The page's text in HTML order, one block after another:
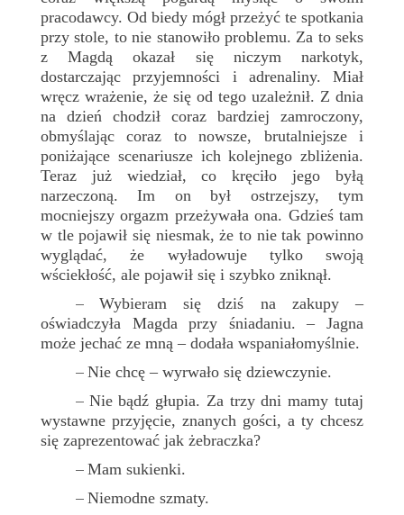
pracodawcy. Od biedy mógł przeżyć te spotkania
przy stole, to nie stanowiło problemu. Za to seks
z Magdą okazał się niczym narkotyk,
dostarczając przyjemności i adrenaliny. Miał
wręcz wrażenie, że się od tego uzależnił. Z dnia
na dzień chodził coraz bardziej zamroczony,
obmyślając coraz to nowsze, brutalniejsze i
poniżające scenariusze ich kolejnego zbliżenia.
Teraz już wiedział, co kręciło jego byłą
narzeczoną. Im on był ostrzejszy, tym
mocniejszy orgazm przeżywała ona. Gdzieś tam
w tle pojawił się niesmak, że to nie tak powinno
wyglądać, że wyładowuje tylko swoją
wściekłość, ale pojawił się i szybko zniknął.
– Wybieram się dziś na zakupy –
oświadczyła Magda przy śniadaniu. – Jagna
może jechać ze mną – dodała wspaniałomyślnie.
– Nie chcę – wyrwało się dziewczynie.
– Nie bądź głupia. Za trzy dni mamy tutaj
wystawne przyjęcie, znanych gości, a ty chcesz
się zaprezentować jak żebraczka?
– Mam sukienki.
– Niemodne szmaty.